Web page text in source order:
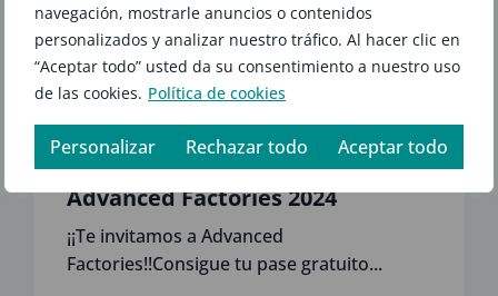
navegación, mostrarle anuncios o contenidos
personalizados y analizar nuestro tráfico. Al hacer clic en
“Aceptar todo” usted da su consentimiento a nuestro uso
de las cookies. Política de cookies
Personalizar Rechazar todo Aceptar todo
Advanced Factories 2024
¡¡Te invitamos a Advanced
Factories!!Consigue tu pase gratuito...